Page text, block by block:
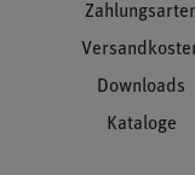
Downloads
Kataloge